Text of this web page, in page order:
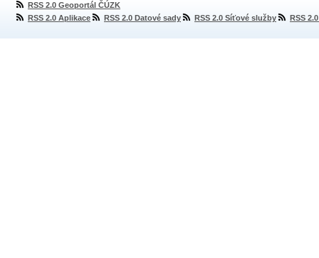
RSS 2.0 Geoportál ČÚZK
RSS 2.0 Aplikace
RSS 2.0 Datové sady RSS 2.0 Síťové služby RSS